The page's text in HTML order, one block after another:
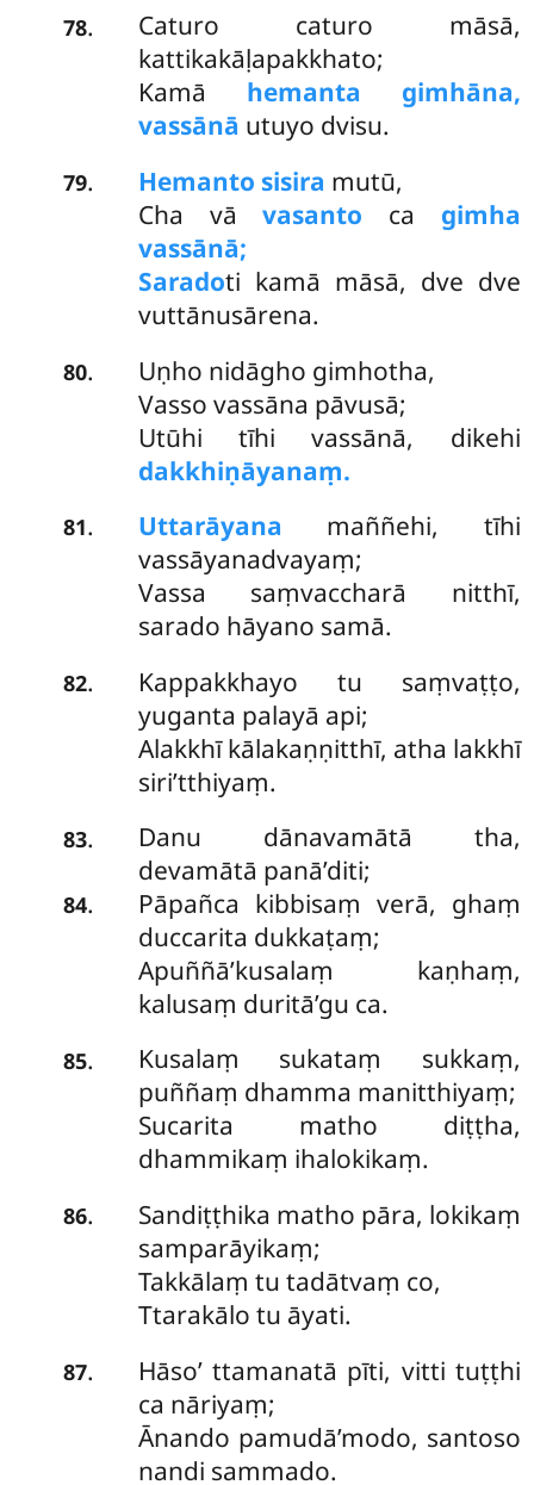
78.
Caturo caturo māsā,
kattikakāḷapakkhato;
Kamā hemanta gimhāna,
vassānā utuyo dvisu.
79. Hemanto sisira mutū,
Cha vāvasanto ca gimha
vassānā;
Saradoti kamā māsā, dve dve
vuttānusārena.
80.
Uṇho nidāgho gimhotha,
Vasso vassāna pāvusā;
Utūhi tīhi vassānā, dikehi
dakkhiṇāyanaṃ.
81. Uttarāyana maññehi, tīhi
vassāyanadvayaṃ;
Vassa saṃvaccharā nitthī,
sarado hāyano samā.
82.
Kappakkhayo tu saṃvaṭṭo,
yuganta palayā api;
Alakkhī kālakaṇṇitthī, atha lakkhī
siri’tthiyaṃ.
83.
Danu dānavamātā tha,
devamātā panā’diti;
84.
Pāpañca kibbisaṃ verā, ghaṃ
duccarita dukkaṭaṃ;
Apuññā’kusalaṃ kaṇhaṃ,
kalusaṃ duritā’gu ca.
85. Kusalaṃ sukataṃ sukkaṃ,
puññaṃ dhamma manitthiyaṃ;
Sucarita matho diṭṭha,
dhammikaṃ ihalokikaṃ.
86.
Sandiṭṭhika matho pāra, lokikaṃ
samparāyikaṃ;
Takkālaṃ tu tadātvaṃ co,
Ttarakālo tu āyati.
87.
Hāso’ ttamanatā pīti, vitti tuṭṭhi
ca nāriyaṃ;
Ānando pamudā’modo, santoso
nandi sammado.